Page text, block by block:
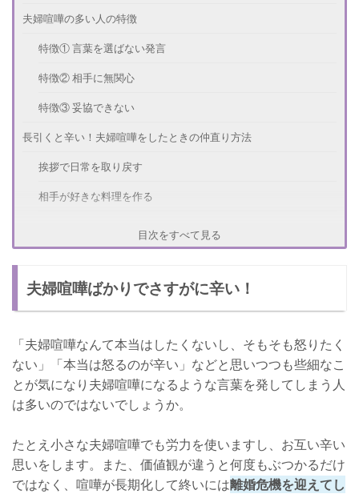
夫婦喧嘩の多い人の特徴
特徴① 言葉を選ばない発言
特徴② 相手に無関心
特徴③ 妥協できない
長引くと辛い！夫婦喧嘩をしたときの仲直り方法
挨拶で日常を取り戻す
相手が好きな料理を作る
夫婦喧嘩を減らすためにすること
相手の価値観を受け入れる
喧嘩をしてもすぐに仲直りできるようにしよう！
目次をすべて見る
夫婦喧嘩ばかりでさすがに辛い！
「夫婦喧嘩なんて本当はしたくないし、そもそも怒りたく
ない」「本当は怒るのが辛い」などと思いつつも些細なこ
とが気になり夫婦喧嘩になるような言葉を発してしまう人
は多いのではないでしょうか。
たとえ小さな夫婦喧嘩でも労力を使いますし、お互い辛い
思いをします。また、価値観が違うと何度もぶつかるだけ
ではなく、喧嘩が長期化して終いには離婚危機を迎えてし